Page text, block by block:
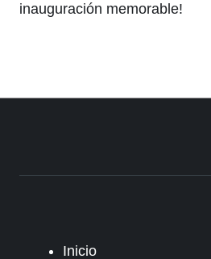
inauguración memorable!
Inicio